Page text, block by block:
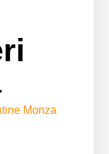
Monza